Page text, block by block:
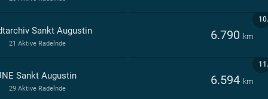
10.
Sankt Augustin 6.790 km
21 Aktive Radelnde
11.
Sankt Augustin 6.594 km
29 Aktive Radelnde